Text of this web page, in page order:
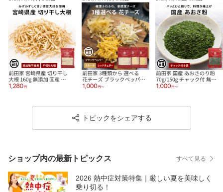
カー おつまみ 珍味 お菓
子 パーティー タクマ食
品 送料無料 前田家 MAE
DAYA
用 大容量 家庭用 業務用
買い回り 買回り MAED
AYA 送料無料
ルコールゼロ 個包装 便
利 小分け 家庭用 業務用
送料無料 熱中症対策 義
務化 屋外 作業 熱中症 職
場 熱中症グッズ
トピックをシェアする
ショップ内の最新トピックス すべて見る
2026 熱中症対策特集｜厳しい夏を美味しく
乗り切る！